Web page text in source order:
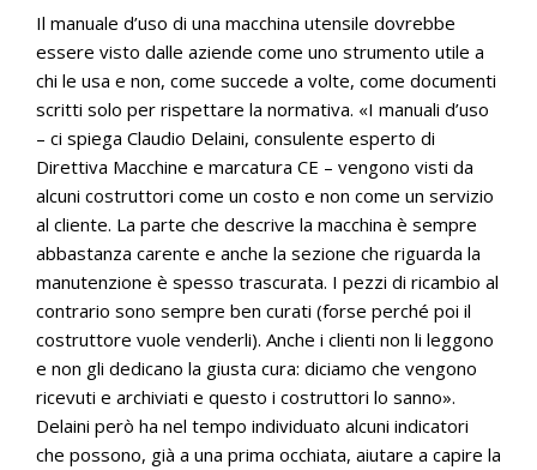
Il manuale d’uso di una macchina utensile dovrebbe
essere visto dalle aziende come uno strumento utile a
chi le usa e non, come succede a volte, come documenti
scritti solo per rispettare la normativa. «I manuali d’uso
– ci spiega Claudio Delaini, consulente esperto di
Direttiva Macchine e marcatura CE – vengono visti da
alcuni costruttori come un costo e non come un servizio
al cliente. La parte che descrive la macchina è sempre
abbastanza carente e anche la sezione che riguarda la
manutenzione è spesso trascurata. I pezzi di ricambio al
contrario sono sempre ben curati (forse perché poi il
costruttore vuole venderli). Anche i clienti non li leggono
e non gli dedicano la giusta cura: diciamo che vengono
ricevuti e archiviati e questo i costruttori lo sanno».
Delaini però ha nel tempo individuato alcuni indicatori
che possono, già a una prima occhiata, aiutare a capire la